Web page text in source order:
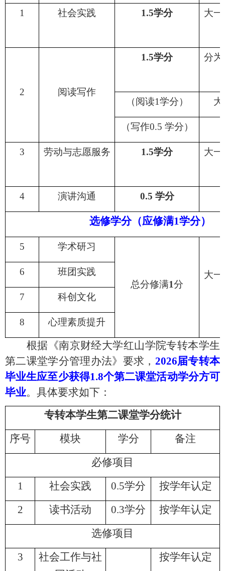
1 社会实践 1.5学分 大
2 阅读写作
1.5学分 分
（阅读1学分）
（写作0.5 学分）
3 劳动与志愿服务 1.5学分 大
4 演讲沟通 0.5 学分
选修学分（应修满1学分）
5 学术研习
总分修满1分
大
6 班团实践
7 科创文化
8 心理素质提升
根据 《南京财经大学红山学院专转本学生
第二课堂学分管理办法》 要求， 2026届专转本
毕业生应至少获得1.8个第二课堂活动学分方可
毕业。 具体要求如下：
专转本学生第二课堂学分统计
序号
模块 学分
备注
必修项目
1
社会实践 0.5学分
按学年认定
2
读书活动 0.3学分 按学年认定
选修项目
3
社会工作与社
按学年认定